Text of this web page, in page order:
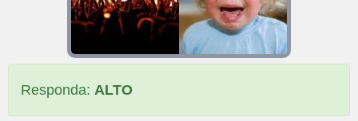
Responda: ALTO